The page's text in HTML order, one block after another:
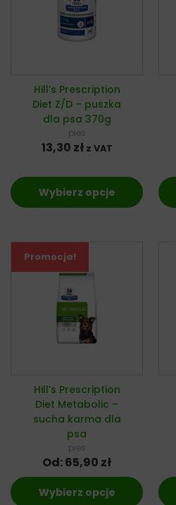
Hill’s Prescription
Diet Z/D – puszka
dla psa 370g
pies
13,30 zł z VAT
Wybierz opcje
Promocja!
Hill’s Prescription
Diet Metabolic –
sucha karma dla
psa
pies
Od:65,90 zł
Wybierz opcje